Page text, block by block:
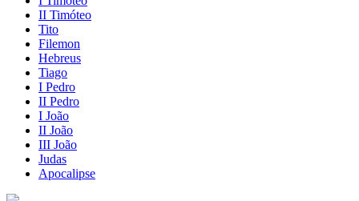
II Timóteo
Tito
Filemon
Hebreus
Tiago
I Pedro
II Pedro
I João
II João
III João
Judas
Apocalipse